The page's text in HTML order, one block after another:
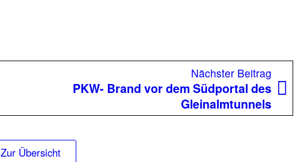
Nächster Beitrag
Beitrag:
PKW- Brand vor dem Südportal des
Gleinalmtunnels
Zur Übersicht